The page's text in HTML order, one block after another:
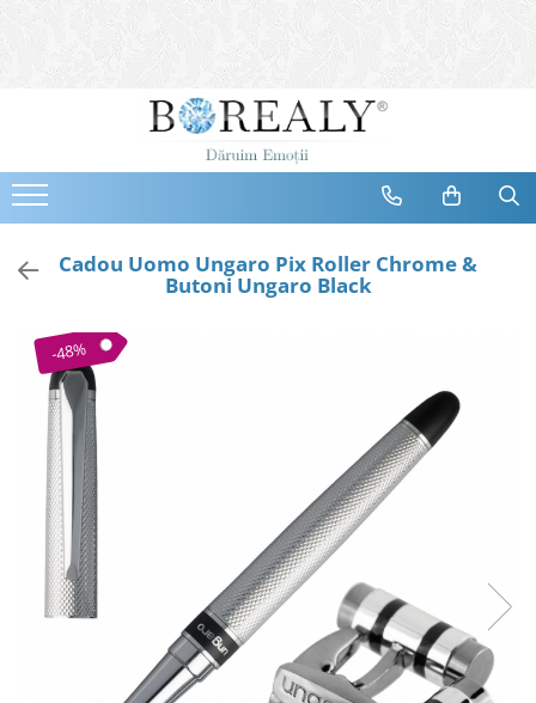
Bijuterii
Cercei
Bratari
Coliere
Tiare
Destinatari
Bijuterii Femei
Bijuterii Copii
Bijuterii Mirese
Selectii
Reduceri
Cele mai noi
Cele mai vandute
Cadou Uomo Ungaro Pix Roller Chrome &
Butoni Ungaro Black
-48%